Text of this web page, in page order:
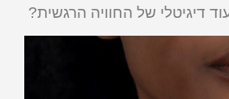
דיגיטלי של החוויה הרגשית?